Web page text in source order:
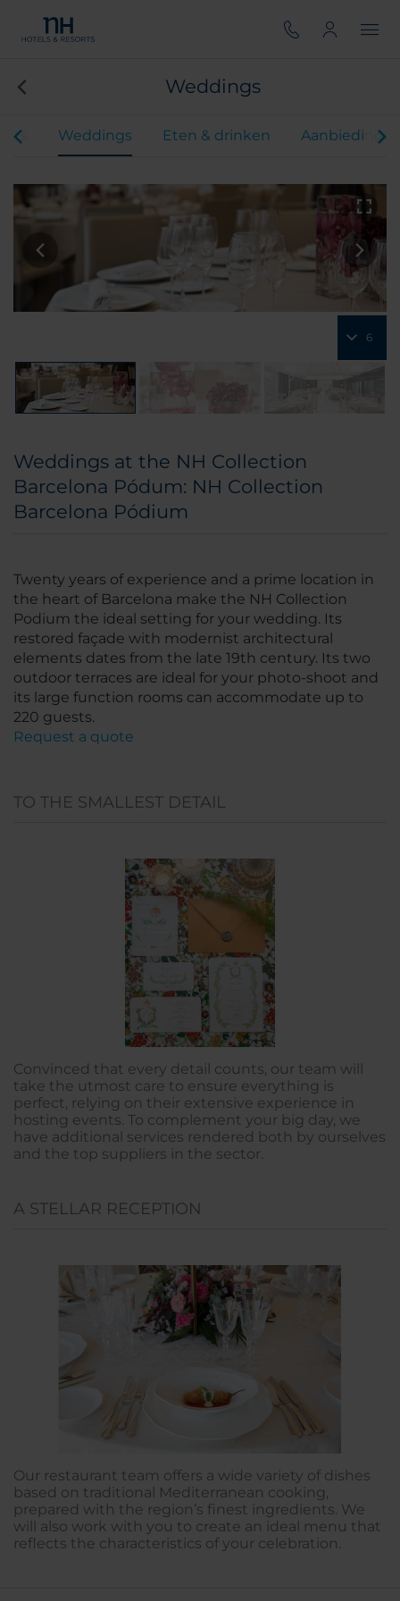
Weddings
Weddings Eten & drinken
6
Weddings at the NH Collection
Barcelona Pódum: NH Collection
Barcelona Pódium
Twenty years of experience and a prime location in
the heart of Barcelona make the NH Collection
Podium the ideal setting for your wedding. Its
restored façade with modernist architectural
elements dates from the late 19th century. Its two
outdoor terraces are ideal for your photo-shoot and
its large function rooms can accommodate up to
220 guests.
Request a quote
TO THE SMALLEST DETAIL
Convinced that every detail counts, our team will
take the utmost care to ensure everything is
perfect, relying on their extensive experience in
hosting events. To complement your big day, we
have additional services rendered both by ourselves
and the top suppliers in the sector.
A STELLAR RECEPTION
Our restaurant team offers a wide variety of dishes
based on traditional Mediterranean cooking,
prepared with the region’s finest ingredients. We
will also work with you to create an ideal menu that
reflects the characteristics of your celebration.